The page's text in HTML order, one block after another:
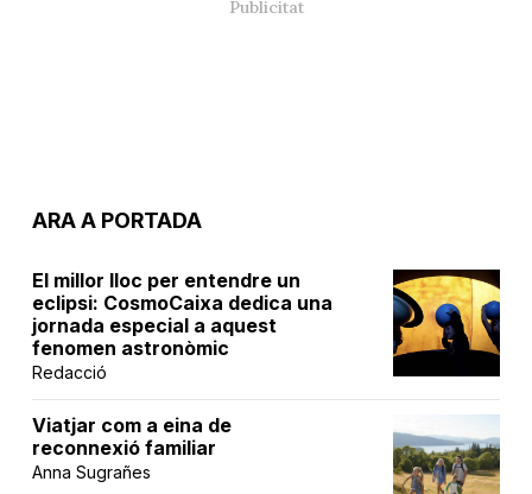
ARA A PORTADA
El millor lloc per entendre un
eclipsi: CosmoCaixa dedica una
jornada especial a aquest
fenomen astronòmic
Redacció
Viatjar com a eina de
reconnexió familiar
Anna Sugrañes